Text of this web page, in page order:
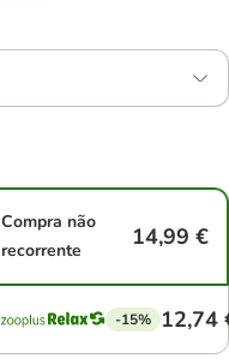
Compra não
recorrente
14,99 €
-15% 12,74